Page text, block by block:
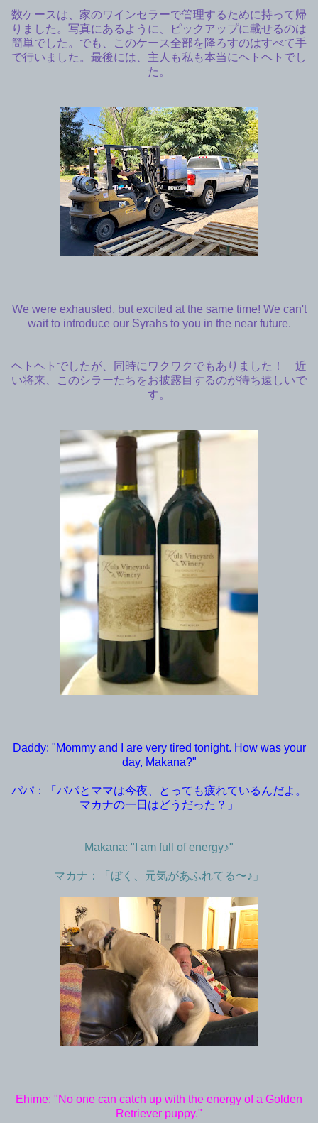
数ケースは、家のワインセラーで管理するために持って帰
りました。写真にあるように、ピックアップに載せるのは
簡単でした。でも、このケース全部を降ろすのはすべて手
で行いました。最後には、主人も私も本当にヘトヘトでし
た。
We were exhausted, but excited at the same time! We can't
wait to introduce our Syrahs to you in the near future.
ヘトヘトでしたが、同時にワクワクでもありました！ 近
い将来、このシラーたちをお披露目するのが待ち遠しいで
す。
Daddy: "Mommy and I are very tired tonight. How was your
day, Makana?"
パパ：「パパとママは今夜、とっても疲れているんだよ。
マカナの一日はどうだった？」
Makana: "I am full of energy♪"
マカナ：「ぼく、元気があふれてる〜♪」
Ehime: "No one can catch up with the energy of a Golden
Retriever puppy."